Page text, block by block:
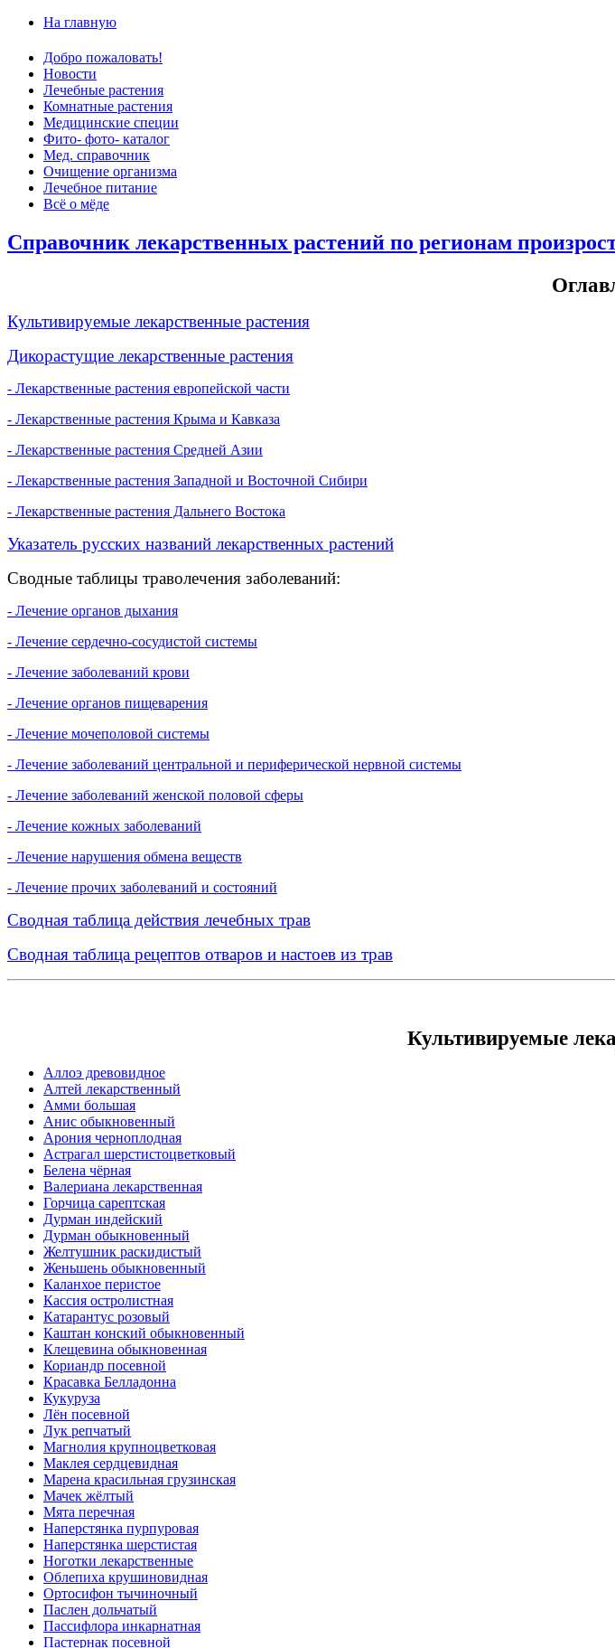
На главную
Добро пожаловать!
Новости
Лечебные растения
Комнатные растения
Медицинские специи
Фито- фото- каталог
Мед. справочник
Очищение организма
Лечебное питание
Всё о мёде
Справочник лекарственных растений по регионам
Культивируемые лекарственные растения
Дикорастущие лекарственные растения
- Лекарственные растения европейской части
- Лекарственные растения Крыма и Кавказа
- Лекарственные растения Средней Азии
- Лекарственные растения Западной и Восточной Сибири
- Лекарственные растения Дальнего Востока
Указатель русских названий лекарственных растений
Сводные таблицы траволечения заболеваний:
- Лечение органов дыхания
- Лечение сердечно-сосудистой системы
- Лечение заболеваний крови
- Лечение органов пищеварения
- Лечение мочеполовой системы
- Лечение заболеваний центральной и периферической нервной системы
- Лечение заболеваний женской половой сферы
- Лечение кожных заболеваний
- Лечение нарушения обмена веществ
- Лечение прочих заболеваний и состояний
Сводная таблица действия лечебных трав
Сводная таблица рецептов отваров и настоев из трав
Культивируемые
Аллоэ древовидное
Алтей лекарственный
Амми большая
Анис обыкновенный
Арония черноплодная
Астрагал шерстистоцветковый
Белена чёрная
Валериана лекарственная
Горчица сарептская
Дурман индейский
Дурман обыкновенный
Желтушник раскидистый
Женьшень обыкновенный
Каланхое перистое
Кассия остролистная
Катарантус розовый
Каштан конский обыкновенный
Клещевина обыкновенная
Кориандр посевной
Красавка Белладонна
Кукуруза
Лён посевной
Лук репчатый
Магнолия крупноцветковая
Маклея сердцевидная
Марена красильная грузинская
Мачек жёлтый
Мята перечная
Наперстянка пурпуровая
Наперстянка шерстистая
Ноготки лекарственные
Облепиха крушиновидная
Ортосифон тычиночный
Паслен дольчатый
Пассифлора инкарнатная
Пастернак посевной